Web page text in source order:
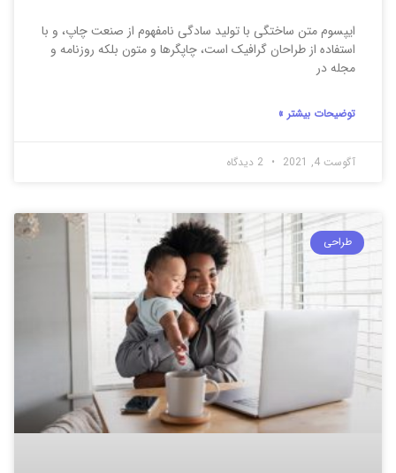
ایپسوم متن ساختگی با تولید سادگی نامفهوم از صنعت چاپ، و با
استفاده از طراحان گرافیک است، چاپگرها و متون بلکه روزنامه و
مجله در
توضیحات بیشتر »
آگوست 4, 2021
طراحی